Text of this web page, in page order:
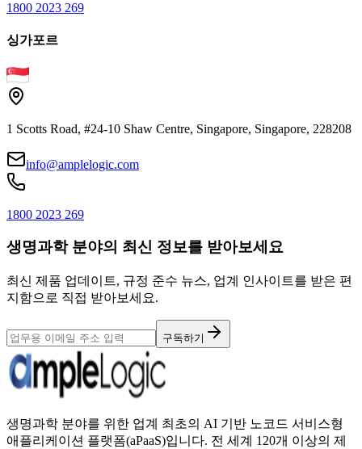
1800 2023 269
싱가포르
1 Scotts Road, #24-10 Shaw Centre, Singapore, Singapore, 228208
info@amplelogic.com
1800 2023 269
생명과학 분야의 최신 정보를 받아보세요
최신 제품 업데이트, 규정 준수 뉴스, 업계 인사이트를 받은 편
지함으로 직접 받아보세요.
구독하기
생명과학 분야를 위한 업계 최초의 AI 기반 노코드 서비스형
애플리케이션 플랫폼(aPaaS)입니다. 전 세계 120개 이상의 제